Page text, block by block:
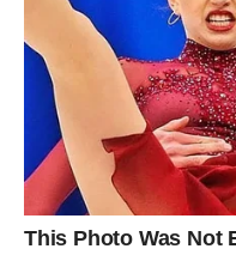
imaju velike izglede
iskrenošću i toplinom.
Posljednji dani jula
gotovo svim
Strijelci i Vodolije osjetiti
posao i finansije, dok će
koje su dugo